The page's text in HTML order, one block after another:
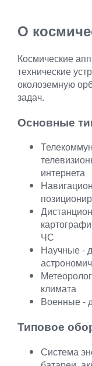
О
Космические
технические
околоземную
задач.
Основные
интернета
ЧС
Научные -
климата
Военные -
Типовое
Система